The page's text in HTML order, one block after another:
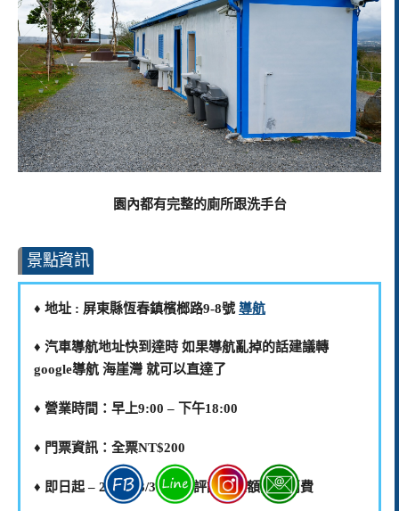
園內都有完整的廁所跟洗手台
景點資訊
♦️ 地址 : 屏東縣恆春鎮檳榔路9-8號 導航
♦️ 汽車導航地址快到達時 如果導航亂掉的話建議轉
google導航 海崖灣 就可以直達了
♦️ 營業時間：早上9:00 – 下午18:00
♦️ 門票資訊：全票NT$200
♦️ 即日起 – 2023/03/31 打卡評論可全額折抵消費